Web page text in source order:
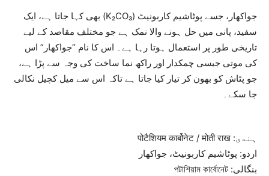
جواکھار، جسے پوٹاشیم کاربونیٹ (K₂CO₃) بھی کہا جاتا ہے، ایک
سفید، پانی میں حل ہونے والا نمک ہے جو مختلف مقاصد کے لیے
تاریخی طور پر استعمال ہوتا رہا ہے۔ اس کا نام “جواکھار” اس
کی موتی جیسی چمکدار اور راکھ نما ساخت کی وجہ سے پڑا ہے،
جو پٹاش کو بھون کر تیار کیا جاتا ہے تاکہ اس سے میل کچیل نکالی
جا سکے۔
ہندی: पोटैशियम कार्बोनेट / मोती राख
اردو: پوٹاشیم کاربونیٹ، جواکھار
بنگالی: পটাশিয়াম কার্বোনেট